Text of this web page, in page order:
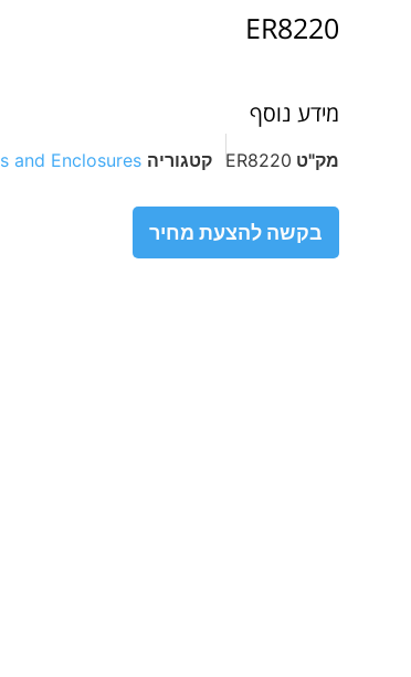
ER8220
מידע נוסף
מק"ט ER8220 קטגוריה and Enclosures
בקשה להצעת מחיר